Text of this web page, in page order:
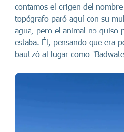
contamos el origen del
topógrafo paró aquí con su
agua, pero el animal no quiso
estaba. Él, pensando que era
bautizó al lugar como